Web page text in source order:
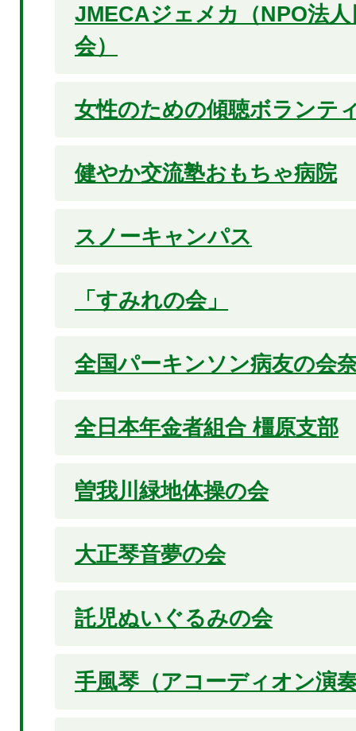
JMECAジェメカ（NPO法
会）
女性のための傾聴ボランテ
健やか交流塾おもちゃ病院
スノーキャンパス
「すみれの会」
全国パーキンソン病友の会
全日本年金者組合 橿原支部
曽我川緑地体操の会
大正琴音夢の会
託児ぬいぐるみの会
手風琴（アコーディオン演